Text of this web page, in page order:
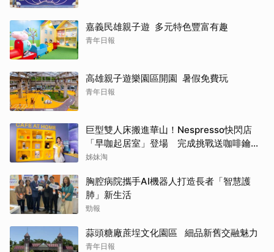
嘉義民雄親子遊 多元特色豐富有趣
青年日報
高雄親子遊樂園區開園 暑假免費玩
青年日報
巨型雙人床搬進華山！Nespresso快閃店
「早咖起居室」登場 完成挑戰送咖啡鑰匙
圈
姊妹淘
胸腔病院攜手AI機器人打造長者「智慧護
肺」新生活
勁報
蒜頭糖廠蔗埕文化園區 細品新舊交融魅力
青年日報